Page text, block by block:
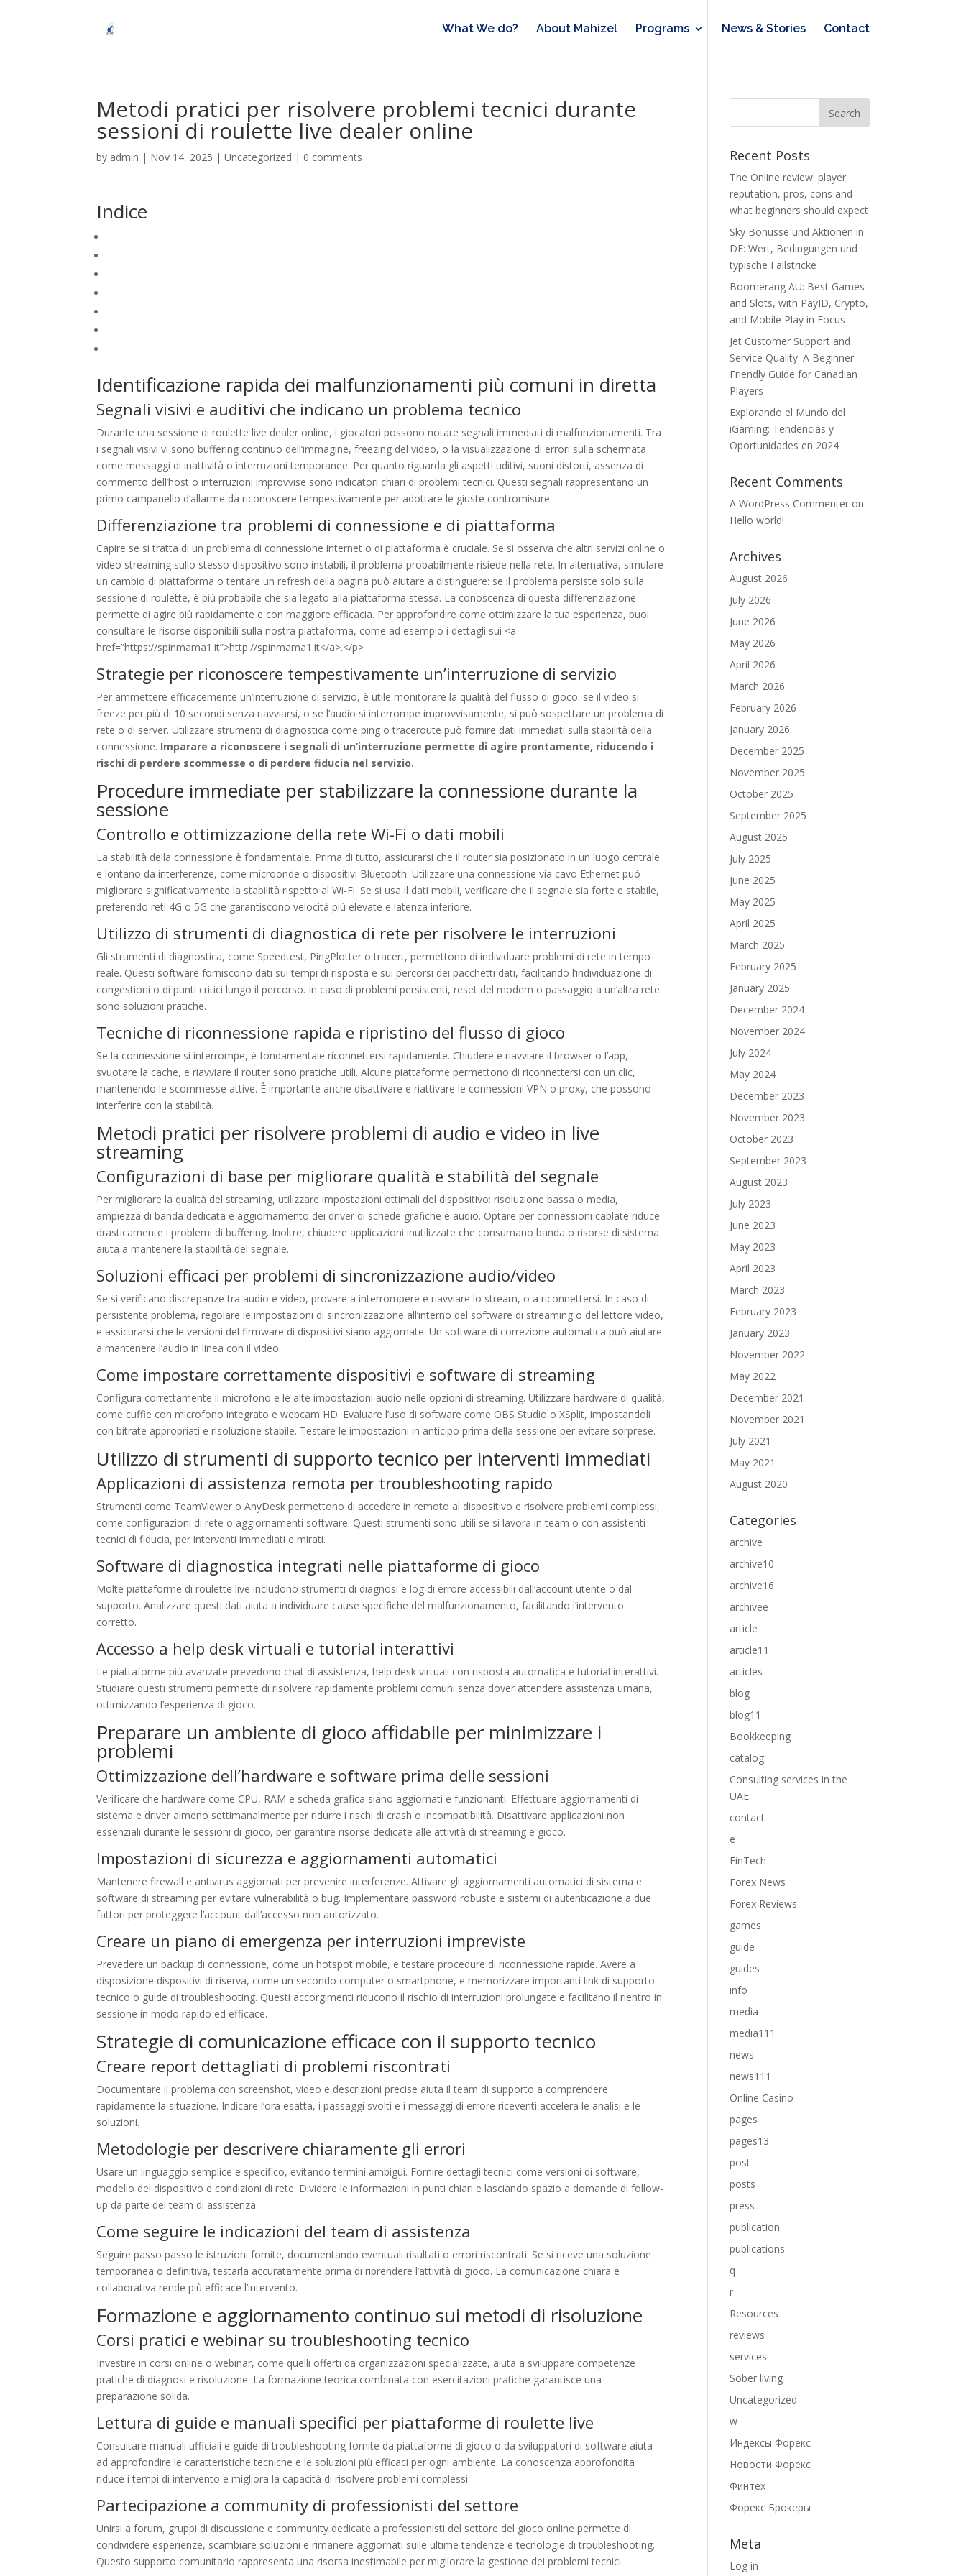
What We do? About Mahizel Programs News & Stories Contact
Metodi pratici per risolvere problemi tecnici durante
sessioni di roulette live dealer online
by admin | Nov 14, 2025 |Uncategorized | 0 comments
Indice
Identificazione rapida dei malfunzionamenti più comuni in diretta
Segnali visivi e auditivi che indicano un problema tecnico
Durante una sessione di roulette live dealer online, i giocatori possono notare segnali immediati di malfunzionamenti. Tra
i segnali visivi vi sono buffering continuo dell’immagine, freezing del video, o la visualizzazione di errori sulla schermata
come messaggi di inattività o interruzioni temporanee. Per quanto riguarda gli aspetti uditivi, suoni distorti, assenza di
commento dell’host o interruzioni improvvise sono indicatori chiari di problemi tecnici. Questi segnali rappresentano un
primo campanello d’allarme da riconoscere tempestivamente per adottare le giuste contromisure.
Differenziazione tra problemi di connessione e di piattaforma
Capire se si tratta di un problema di connessione internet o di piattaforma è cruciale. Se si osserva che altri servizi online o
video streaming sullo stesso dispositivo sono instabili, il problema probabilmente risiede nella rete. In alternativa, simulare
un cambio di piattaforma o tentare un refresh della pagina può aiutare a distinguere: se il problema persiste solo sulla
sessione di roulette, è più probabile che sia legato alla piattaforma stessa. La conoscenza di questa differenziazione
permette di agire più rapidamente e con maggiore efficacia. Per approfondire come ottimizzare la tua esperienza, puoi
consultare le risorse disponibili sulla nostra piattaforma, come ad esempio i dettagli sui <a
href=”https://spinmama1.it”>http://spinmama1.it</a>.</p>
Strategie per riconoscere tempestivamente un’interruzione di servizio
Per ammettere efficacemente un’interruzione di servizio, è utile monitorare la qualità del flusso di gioco: se il video si
freeze per più di 10 secondi senza riavviarsi, o se l’audio si interrompe improvvisamente, si può sospettare un problema di
rete o di server. Utilizzare strumenti di diagnostica come ping o traceroute può fornire dati immediati sulla stabilità della
connessione. Imparare a riconoscere i segnali di un’interruzione permette di agire prontamente, riducendo i
rischi di perdere scommesse o di perdere fiducia nel servizio.
Procedure immediate per stabilizzare la connessione durante la
sessione
Controllo e ottimizzazione della rete Wi-Fi o dati mobili
La stabilità della connessione è fondamentale. Prima di tutto, assicurarsi che il router sia posizionato in un luogo centrale
e lontano da interferenze, come microonde o dispositivi Bluetooth. Utilizzare una connessione via cavo Ethernet può
migliorare significativamente la stabilità rispetto al Wi-Fi. Se si usa il dati mobili, verificare che il segnale sia forte e stabile,
preferendo reti 4G o 5G che garantiscono velocità più elevate e latenza inferiore.
Utilizzo di strumenti di diagnostica di rete per risolvere le interruzioni
Gli strumenti di diagnostica, come Speedtest, PingPlotter o tracert, permettono di individuare problemi di rete in tempo
reale. Questi software forniscono dati sui tempi di risposta e sui percorsi dei pacchetti dati, facilitando l’individuazione di
congestioni o di punti critici lungo il percorso. In caso di problemi persistenti, reset del modem o passaggio a un’altra rete
sono soluzioni pratiche.
Tecniche di riconnessione rapida e ripristino del flusso di gioco
Se la connessione si interrompe, è fondamentale riconnettersi rapidamente. Chiudere e riavviare il browser o l’app,
svuotare la cache, e riavviare il router sono pratiche utili. Alcune piattaforme permettono di riconnettersi con un clic,
mantenendo le scommesse attive. È importante anche disattivare e riattivare le connessioni VPN o proxy, che possono
interferire con la stabilità.
Metodi pratici per risolvere problemi di audio e video in live
streaming
Configurazioni di base per migliorare qualità e stabilità del segnale
Per migliorare la qualità del streaming, utilizzare impostazioni ottimali del dispositivo: risoluzione bassa o media,
ampiezza di banda dedicata e aggiornamento dei driver di schede grafiche e audio. Optare per connessioni cablate riduce
drasticamente i problemi di buffering. Inoltre, chiudere applicazioni inutilizzate che consumano banda o risorse di sistema
aiuta a mantenere la stabilità del segnale.
Soluzioni efficaci per problemi di sincronizzazione audio/video
Se si verificano discrepanze tra audio e video, provare a interrompere e riavviare lo stream, o a riconnettersi. In caso di
persistente problema, regolare le impostazioni di sincronizzazione all’interno del software di streaming o del lettore video,
e assicurarsi che le versioni del firmware di dispositivi siano aggiornate. Un software di correzione automatica può aiutare
a mantenere l’audio in linea con il video.
Come impostare correttamente dispositivi e software di streaming
Configura correttamente il microfono e le alte impostazioni audio nelle opzioni di streaming. Utilizzare hardware di qualità,
come cuffie con microfono integrato e webcam HD. Evaluare l’uso di software come OBS Studio o XSplit, impostandoli
con bitrate appropriati e risoluzione stabile. Testare le impostazioni in anticipo prima della sessione per evitare sorprese.
Utilizzo di strumenti di supporto tecnico per interventi immediati
Applicazioni di assistenza remota per troubleshooting rapido
Strumenti come TeamViewer o AnyDesk permettono di accedere in remoto al dispositivo e risolvere problemi complessi,
come configurazioni di rete o aggiornamenti software. Questi strumenti sono utili se si lavora in team o con assistenti
tecnici di fiducia, per interventi immediati e mirati.
Software di diagnostica integrati nelle piattaforme di gioco
Molte piattaforme di roulette live includono strumenti di diagnosi e log di errore accessibili dall’account utente o dal
supporto. Analizzare questi dati aiuta a individuare cause specifiche del malfunzionamento, facilitando l’intervento
corretto.
Accesso a help desk virtuali e tutorial interattivi
Le piattaforme più avanzate prevedono chat di assistenza, help desk virtuali con risposta automatica e tutorial interattivi.
Studiare questi strumenti permette di risolvere rapidamente problemi comuni senza dover attendere assistenza umana,
ottimizzando l’esperienza di gioco.
Preparare un ambiente di gioco affidabile per minimizzare i
problemi
Ottimizzazione dell’hardware e software prima delle sessioni
Verificare che hardware come CPU, RAM e scheda grafica siano aggiornati e funzionanti. Effettuare aggiornamenti di
sistema e driver almeno settimanalmente per ridurre i rischi di crash o incompatibilità. Disattivare applicazioni non
essenziali durante le sessioni di gioco, per garantire risorse dedicate alle attività di streaming e gioco.
Impostazioni di sicurezza e aggiornamenti automatici
Mantenere firewall e antivirus aggiornati per prevenire interferenze. Attivare gli aggiornamenti automatici di sistema e
software di streaming per evitare vulnerabilità o bug. Implementare password robuste e sistemi di autenticazione a due
fattori per proteggere l’account dall’accesso non autorizzato.
Creare un piano di emergenza per interruzioni impreviste
Prevedere un backup di connessione, come un hotspot mobile, e testare procedure di riconnessione rapide. Avere a
disposizione dispositivi di riserva, come un secondo computer o smartphone, e memorizzare importanti link di supporto
tecnico o guide di troubleshooting. Questi accorgimenti riducono il rischio di interruzioni prolungate e facilitano il rientro in
sessione in modo rapido ed efficace.
Strategie di comunicazione efficace con il supporto tecnico
Creare report dettagliati di problemi riscontrati
Documentare il problema con screenshot, video e descrizioni precise aiuta il team di supporto a comprendere
rapidamente la situazione. Indicare l’ora esatta, i passaggi svolti e i messaggi di errore riceventi accelera le analisi e le
soluzioni.
Metodologie per descrivere chiaramente gli errori
Usare un linguaggio semplice e specifico, evitando termini ambigui. Fornire dettagli tecnici come versioni di software,
modello del dispositivo e condizioni di rete. Dividere le informazioni in punti chiari e lasciando spazio a domande di follow-
up da parte del team di assistenza.
Come seguire le indicazioni del team di assistenza
Seguire passo passo le istruzioni fornite, documentando eventuali risultati o errori riscontrati. Se si riceve una soluzione
temporanea o definitiva, testarla accuratamente prima di riprendere l’attività di gioco. La comunicazione chiara e
collaborativa rende più efficace l’intervento.
Formazione e aggiornamento continuo sui metodi di risoluzione
Corsi pratici e webinar su troubleshooting tecnico
Investire in corsi online o webinar, come quelli offerti da organizzazioni specializzate, aiuta a sviluppare competenze
pratiche di diagnosi e risoluzione. La formazione teorica combinata con esercitazioni pratiche garantisce una
preparazione solida.
Lettura di guide e manuali specifici per piattaforme di roulette live
Consultare manuali ufficiali e guide di troubleshooting fornite da piattaforme di gioco o da sviluppatori di software aiuta
ad approfondire le caratteristiche tecniche e le soluzioni più efficaci per ogni ambiente. La conoscenza approfondita
riduce i tempi di intervento e migliora la capacità di risolvere problemi complessi.
Partecipazione a community di professionisti del settore
Unirsi a forum, gruppi di discussione e community dedicate a professionisti del settore del gioco online permette di
condividere esperienze, scambiare soluzioni e rimanere aggiornati sulle ultime tendenze e tecnologie di troubleshooting.
Questo supporto comunitario rappresenta una risorsa inestimabile per migliorare la gestione dei problemi tecnici.
Recent Posts
The Online review: player
reputation, pros, cons and
what beginners should expect
Sky Bonusse und Aktionen in
DE: Wert, Bedingungen und
typische Fallstricke
Boomerang AU: Best Games
and Slots, with PayID, Crypto,
and Mobile Play in Focus
Jet Customer Support and
Service Quality: A Beginner-
Friendly Guide for Canadian
Players
Explorando el Mundo del
iGaming: Tendencias y
Oportunidades en 2024
Recent Comments
A WordPress Commenter on
Hello world!
Archives
August 2026
July 2026
June 2026
May 2026
April 2026
March 2026
February 2026
January 2026
December 2025
November 2025
October 2025
September 2025
August 2025
July 2025
June 2025
May 2025
April 2025
March 2025
February 2025
January 2025
December 2024
November 2024
July 2024
May 2024
December 2023
November 2023
October 2023
September 2023
August 2023
July 2023
June 2023
May 2023
April 2023
March 2023
February 2023
January 2023
November 2022
May 2022
December 2021
November 2021
July 2021
May 2021
August 2020
Categories
archive
archive10
archive16
archivee
article
article11
articles
blog
blog11
Bookkeeping
catalog
Consulting services in the
UAE
contact
e
FinTech
Forex News
Forex Reviews
games
guide
guides
info
media
media111
news
news111
Online Casino
pages
pages13
post
posts
press
publication
publications
q
r
Resources
reviews
services
Sober living
Uncategorized
w
Индексы Форекс
Новости Форекс
Финтех
Форекс Брокеры
Meta
Log in